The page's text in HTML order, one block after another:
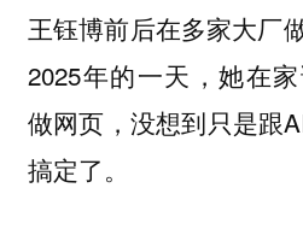
王钰博前后在多家大厂
2025年的一天，她在
做网页，没想到只是跟
搞定了。